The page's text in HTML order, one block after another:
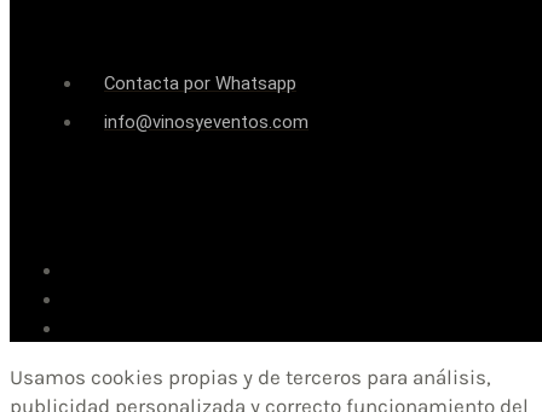
Contacta por Whatsapp
info@vinosyeventos.com
Usamos cookies propias y de terceros para análisis,
publicidad personalizada y correcto funcionamiento del